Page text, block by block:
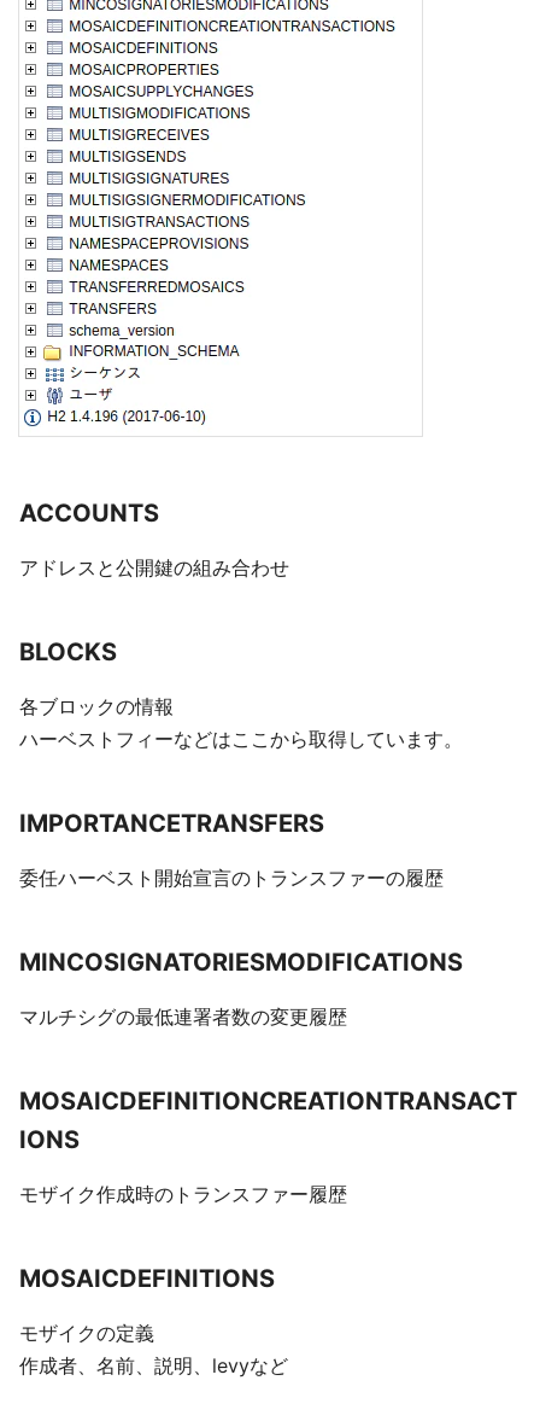
ACCOUNTS
アドレスと公開鍵の組み合わせ
BLOCKS
各ブロックの情報
ハーベストフィーなどはここから取得しています。
IMPORTANCETRANSFERS
委任ハーベスト開始宣言のトランスファーの履歴
MINCOSIGNATORIESMODIFICATIONS
マルチシグの最低連署者数の変更履歴
MOSAICDEFINITIONCREATIONTRANSACT
IONS
モザイク作成時のトランスファー履歴
MOSAICDEFINITIONS
モザイクの定義
作成者、名前、説明、levyなど